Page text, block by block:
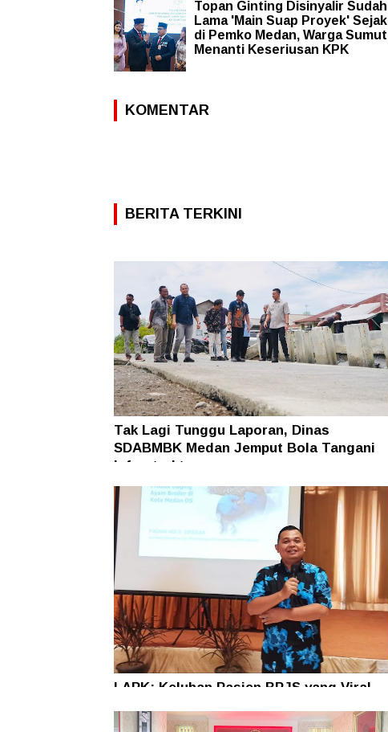
Topan Ginting Disinyalir Sudah
Lama 'Main Suap Proyek' Sejak
di Pemko Medan, Warga Sumut
Menanti Keseriusan KPK
KOMENTAR
BERITA TERKINI
Tak Lagi Tunggu Laporan, Dinas
SDABMBK Medan Jemput Bola Tangani
Infrastruktur
LAPK: Keluhan Pasien BPJS yang Viral
Layanan Rumah Sakit